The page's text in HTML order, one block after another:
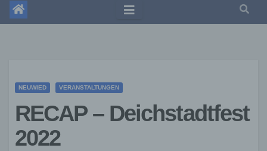
NEUWIED VERANSTALTUNGEN
RECAP – Deichstadtfest
2022